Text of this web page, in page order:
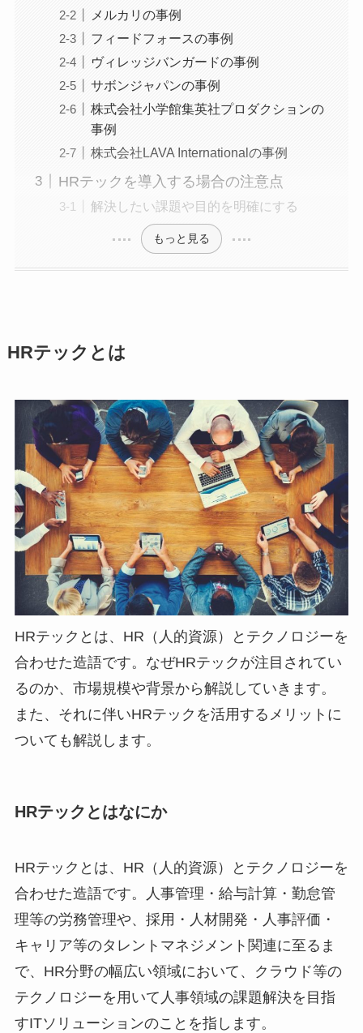
メルカリの事例
フィードフォースの事例
ヴィレッジバンガードの事例
サボンジャパンの事例
株式会社小学館集英社プロダクションの
事例
株式会社LAVA Internationalの事例
HRテックを導入する場合の注意点
解決したい課題や目的を明確にする
もっと見る
HRテックとは
HRテックとは、HR（人的資源）とテクノロジーを
合わせた造語です。なぜHRテックが注目されてい
るのか、市場規模や背景から解説していきます。
また、それに伴いHRテックを活用するメリットに
ついても解説します。
HRテックとはなにか
HRテックとは、HR（人的資源）とテクノロジーを
合わせた造語です。人事管理・給与計算・勤怠管
理等の労務管理や、採用・人材開発・人事評価・
キャリア等のタレントマネジメント関連に至るま
で、HR分野の幅広い領域において、クラウド等の
テクノロジーを用いて人事領域の課題解決を目指
すITソリューションのことを指します。